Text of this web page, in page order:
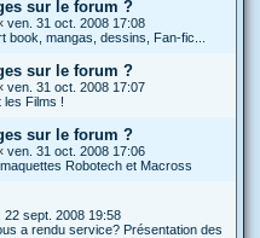
sur le forum ?
ven. 31 oct. 2008 17:08
book, mangas, dessins, Fan-fic...
sur le forum ?
ven. 31 oct. 2008 17:07
les Films !
sur le forum ?
ven. 31 oct. 2008 17:06
Robotech et Macross
22 sept. 2008 19:58
a rendu service? Présentation des